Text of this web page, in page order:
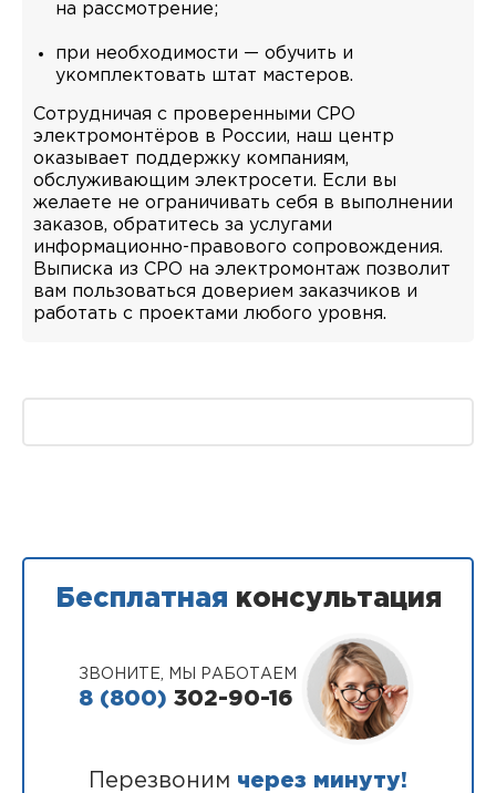
на рассмотрение;
при необходимости — обучить и
укомплектовать штат мастеров.
Сотрудничая с проверенными СРО
электромонтёров в России, наш центр
оказывает поддержку компаниям,
обслуживающим электросети. Если вы
желаете не ограничивать себя в выполнении
заказов, обратитесь за услугами
информационно-правового сопровождения.
Выписка из СРО на электромонтаж позволит
вам пользоваться доверием заказчиков и
работать с проектами любого уровня.
Бесплатная консультация
ЗВОНИТЕ, МЫ РАБОТАЕМ
8 (800) 302-90-16
Перезвоним через минуту!